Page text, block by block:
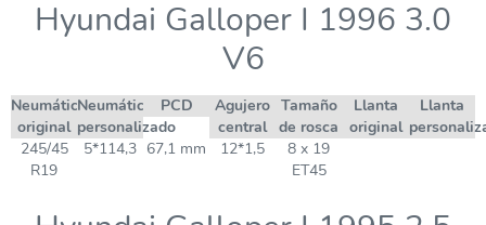
Hyundai Galloper I 1996 3.0
V6
Neumático
original
Neumático
personalizado
PCD
Agujero
central
Tamaño
de rosca
Llanta
original
Llanta
245/45
R19
5*114,3 67,1 mm 12*1,5
8 x 19
ET45